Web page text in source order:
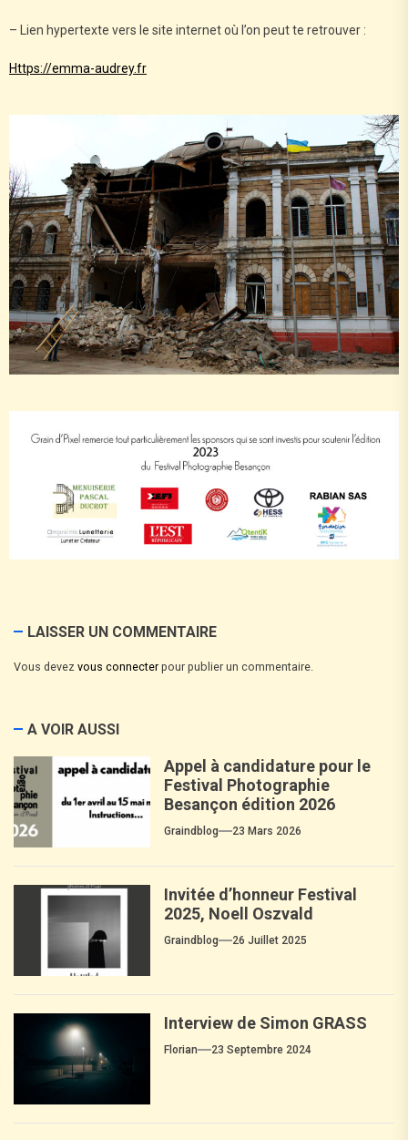
– Lien hypertexte vers le site internet où l’on peut te retrouver :
Https://emma-audrey.fr
LAISSER UN COMMENTAIRE
Vous devez vous connecter pour publier un commentaire.
A VOIR AUSSI
Appel à candidature pour le
Festival Photographie
Besançon édition 2026
Graindblog 23 Mars 2026
Invitée d’honneur Festival
2025, Noell Oszvald
Graindblog 26 Juillet 2025
Interview de Simon GRASS
Florian 23 Septembre 2024